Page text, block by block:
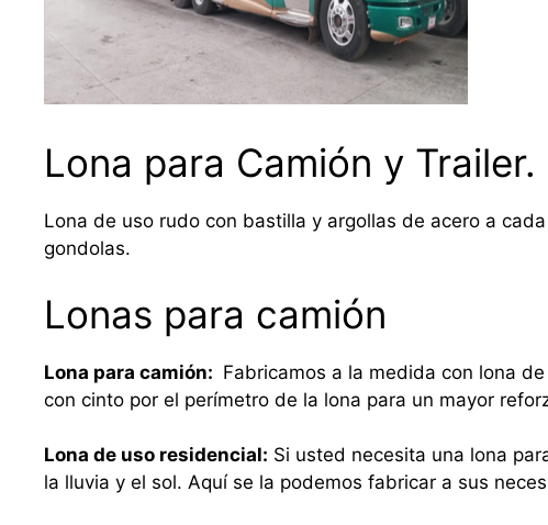
Lona para Camión y Trailer.
Lona de uso rudo con bastilla y argollas de acero a
gondolas.
Lonas para camión
Lona para camión: Fabricamos a la medida con lona
con cinto por el perímetro de la lona para un mayor
Lona de uso residencial: Si usted necesita una lona
la lluvia y el sol. Aquí se la podemos fabricar a sus